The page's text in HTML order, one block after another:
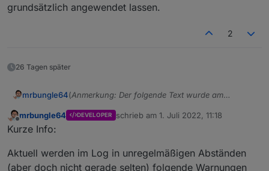
grundsätzlich angewendet lassen.
2
26 Tagen später
mrbungle64(Anmerkung: Der folgende Text wurde am
aktualisiert)
Hallo zusammen,
Deebot Adapters berichten
und natürlich auch nach Eurer Meinung fragen,
Offline
mrbungle64 DEVELOPER schrieb am 1. Juli 2022, 11:18
zuletzt editiert von
Kurze Info:
Aktuell werden im Log in unregelmäßigen Abständen
(aber doch nicht gerade selten) folgende Warnungen